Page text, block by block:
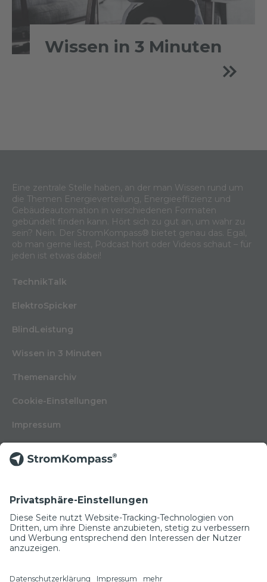
Wissen in 3 Minuten
Eine zentrale Stelle haben, an der man Wissen rund um
die Themen Energieverteilung, Energieeffizienz und
Gebäudeautomation in verschiedenen Formaten
gebündelt finden kann. Hört sich zu gut an, um wahr zu
sein? Nein. Der StromKompass® bietet genau das. Egal,
ob man gerne liest, Podcast hört oder Videos schaut – für
jeden ist etwas dabei!
TechnikTalk
ElektroSpicker
BlindLeistung
Wissen in 3 Minuten
Themenarchiv
Cookie-Einstellungen
Impressum
Kontakt
Glossar